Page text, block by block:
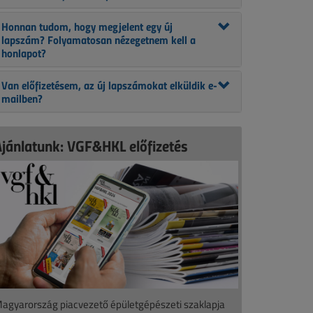
Honnan tudom, hogy megjelent egy új
lapszám? Folyamatosan nézegetnem kell a
honlapot?
Van előfizetésem, az új lapszámokat elküldik e-
mailben?
VGF&HKL előfizetés
piacvezető épületgépészeti szaklapja